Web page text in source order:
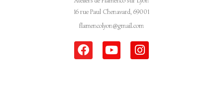
16 rue Paul Chenavard, 69001
flamencolyon@gmail.com